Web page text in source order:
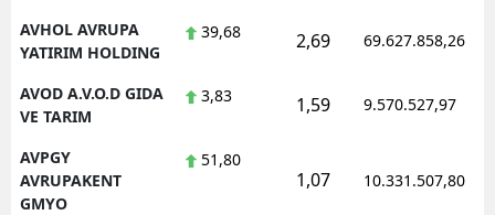
AVHOL AVRUPA
YATIRIM HOLDING
39,68 2,69 69.627.858,26
AVOD A.V.O.D GIDA
VE TARIM
3,83 1,59 9.570.527,97
AVPGY
AVRUPAKENT
GMYO
51,80
1,07 10.331.507,80